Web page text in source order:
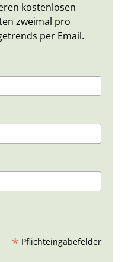
kostenlosen
zweimal pro
per Email.
* Pflichteingabefelder